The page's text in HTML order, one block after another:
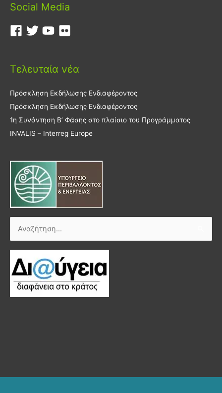
Social Media
Τελευταία νέα
Πρόσκληση Εκδήλωσης Ενδιαφέροντος
Πρόσκληση Εκδήλωσης Ενδιαφέροντος
1η Συνάντηση Β’ Φάσης στο πλαίσιο του Προγράμματος
INVALIS – Interreg Europe
Αναζήτηση